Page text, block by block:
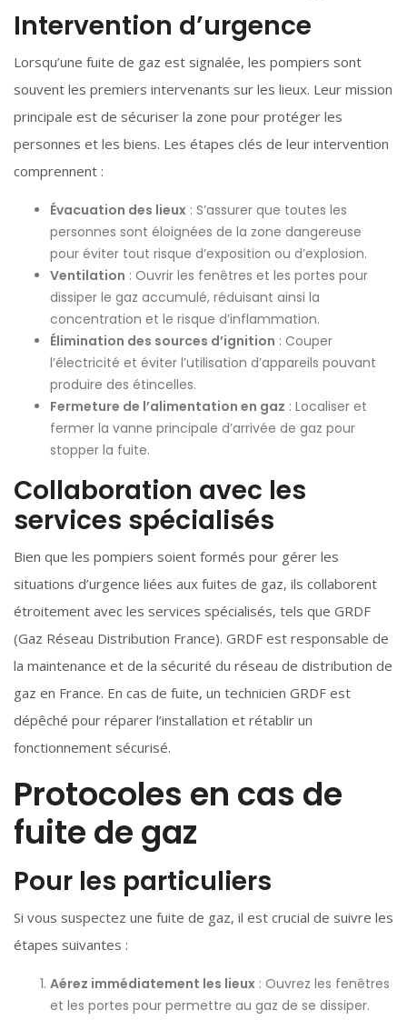
Intervention d’urgence
Lorsqu’une fuite de gaz est signalée, les pompiers sont
souvent les premiers intervenants sur les lieux. Leur mission
principale est de sécuriser la zone pour protéger les
personnes et les biens. Les étapes clés de leur intervention
comprennent :
Évacuation des lieux : S’assurer que toutes les
personnes sont éloignées de la zone dangereuse
pour éviter tout risque d’exposition ou d’explosion.
Ventilation : Ouvrir les fenêtres et les portes pour
dissiper le gaz accumulé, réduisant ainsi la
concentration et le risque d’inflammation.
Élimination des sources d’ignition : Couper
l’électricité et éviter l’utilisation d’appareils pouvant
produire des étincelles.
Fermeture de l’alimentation en gaz : Localiser et
fermer la vanne principale d’arrivée de gaz pour
stopper la fuite.
Collaboration avec les
services spécialisés
Bien que les pompiers soient formés pour gérer les
situations d’urgence liées aux fuites de gaz, ils collaborent
étroitement avec les services spécialisés, tels que GRDF
(Gaz Réseau Distribution France). GRDF est responsable de
la maintenance et de la sécurité du réseau de distribution de
gaz en France. En cas de fuite, un technicien GRDF est
dépêché pour réparer l’installation et rétablir un
fonctionnement sécurisé.
Protocoles en cas de
fuite de gaz
Pour les particuliers
Si vous suspectez une fuite de gaz, il est crucial de suivre les
étapes suivantes :
Aérez immédiatement les lieux : Ouvrez les fenêtres
et les portes pour permettre au gaz de se dissiper.